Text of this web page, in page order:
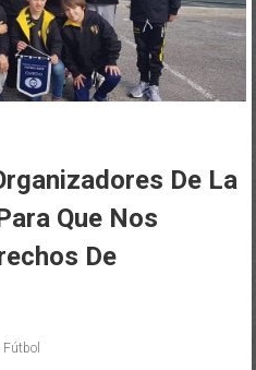
De La
Que Nos
De
Fútbol